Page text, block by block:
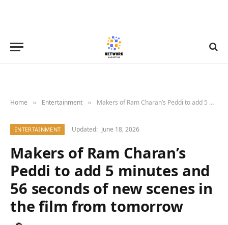
Home » Entertainment » Makers of Ram Charan’s Peddi to add 5 minutes and 56 seconds of new scenes in the film from tomorrow
ENTERTAINMENT Updated: June 18, 2026
Makers of Ram Charan’s
Peddi to add 5 minutes and
56 seconds of new scenes in
the film from tomorrow